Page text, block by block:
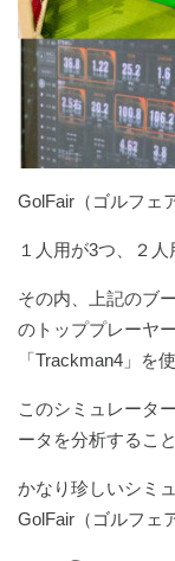
GolFair（ゴルフェ
１人用が3つ、２人
その内、上記のブ
のトッププレーヤ
「Trackman4」を
このシミュレータ
ータを分析するこ
かなり珍しいシミ
GolFair（ゴルフェ